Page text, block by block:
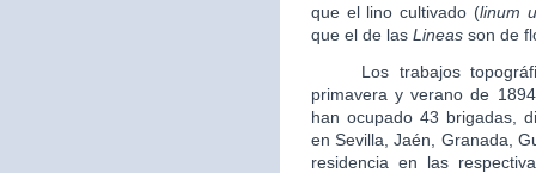
que el lino cultivado (linum
que el de las Lineas son de
Los trabajos
primavera y verano de
han ocupado 43 brigadas,
en Sevilla, Jaén, Granada,
residencia en las